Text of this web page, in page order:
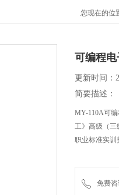
您现在的位
可编程
更新时间：
简要描述：
MY-110A可
工》高级（三
职业标准实训
免费咨